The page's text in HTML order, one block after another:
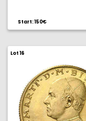
Start: 150€
Lot 16